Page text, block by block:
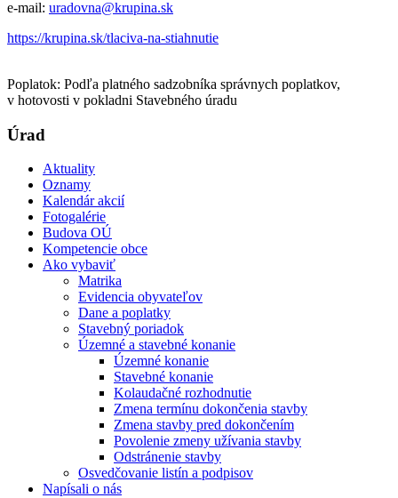
e-mail: uradovna@krupina.sk
https://krupina.sk/tlaciva-na-stiahnutie
Poplatok: Podľa platného sadzobníka správnych poplatkov,
v hotovosti v pokladni Stavebného úradu
Úrad
Aktuality
Oznamy
Kalendár akcií
Fotogalérie
Budova OÚ
Kompetencie obce
Ako vybaviť
Matrika
Evidencia obyvateľov
Dane a poplatky
Stavebný poriadok
Územné a stavebné konanie
Územné konanie
Stavebné konanie
Kolaudačné rozhodnutie
Zmena termínu dokončenia stavby
Zmena stavby pred dokončením
Povolenie zmeny užívania stavby
Odstránenie stavby
Osvedčovanie listín a podpisov
Napísali o nás